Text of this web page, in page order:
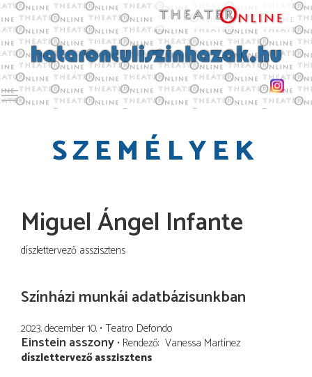
Toggle main menu visibility
SZEMÉLYEK
Miguel Ángel Infante
díszlettervező asszisztens
Színházi munkái adatbázisunkban
2023. december 10. Teatro Defondo
Einstein asszony Rendező Vanessa Martínez
díszlettervező asszisztens